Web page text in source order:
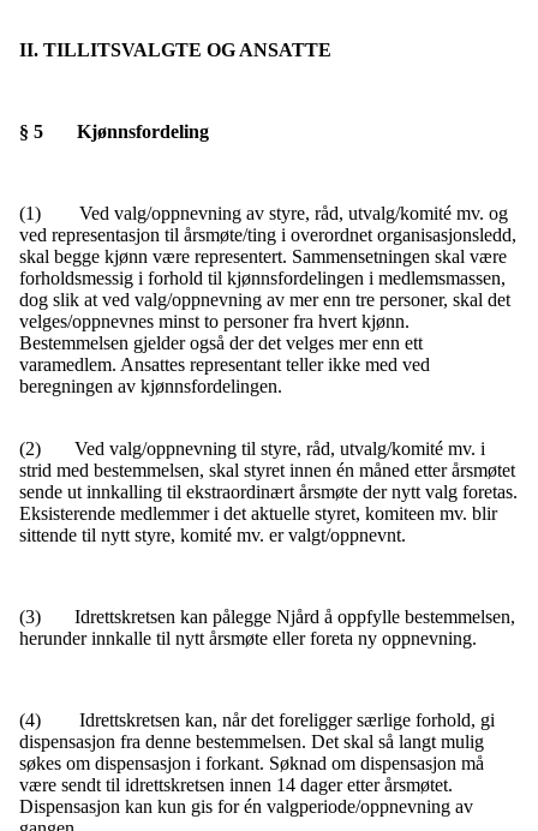
II. TILLITSVALGTE OG ANSATTE
§ 5 Kjønnsfordeling
(1) Ved valg/oppnevning av styre, råd, utvalg/komité mv. og
ved representasjon til årsmøte/ting i overordnet organisasjonsledd,
skal begge kjønn være representert. Sammensetningen skal være
forholdsmessig i forhold til kjønnsfordelingen i medlemsmassen,
dog slik at ved valg/oppnevning av mer enn tre personer, skal det
velges/oppnevnes minst to personer fra hvert kjønn.
Bestemmelsen gjelder også der det velges mer enn ett
varamedlem. Ansattes representant teller ikke med ved
beregningen av kjønnsfordelingen.
(2) Ved valg/oppnevning til styre, råd, utvalg/komité mv. i
strid med bestemmelsen, skal styret innen én måned etter årsmøtet
sende ut innkalling til ekstraordinært årsmøte der nytt valg foretas.
Eksisterende medlemmer i det aktuelle styret, komiteen mv. blir
sittende til nytt styre, komité mv. er valgt/oppnevnt.
(3) Idrettskretsen kan pålegge Njård å oppfylle bestemmelsen,
herunder innkalle til nytt årsmøte eller foreta ny oppnevning.
(4) Idrettskretsen kan, når det foreligger særlige forhold, gi
dispensasjon fra denne bestemmelsen. Det skal så langt mulig
søkes om dispensasjon i forkant. Søknad om dispensasjon må
være sendt til idrettskretsen innen 14 dager etter årsmøtet.
Dispensasjon kan kun gis for én valgperiode/oppnevning av